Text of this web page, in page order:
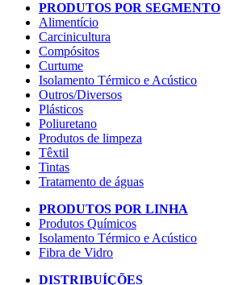
PRODUTOS POR SEGMENTO
Alimentício
Carcinicultura
Compósitos
Curtume
Isolamento Térmico e Acústico
Outros/Diversos
Plásticos
Poliuretano
Produtos de limpeza
Têxtil
Tintas
Tratamento de águas
PRODUTOS POR LINHA
Produtos Químicos
Isolamento Térmico e Acústico
Fibra de Vidro
DISTRIBUÍÇÕES